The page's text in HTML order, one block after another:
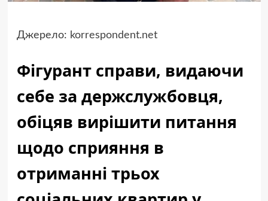
Джерело: korrespondent.net
Фігурант справи, видаючи
себе за держслужбовця,
обіцяв вирішити питання
щодо сприяння в
отриманні трьох